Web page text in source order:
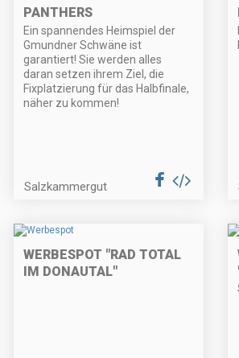
PANTHERS
Ein spannendes Heimspiel der
Gmundner Schwäne ist
garantiert! Sie werden alles
daran setzen ihrem Ziel, die
Fixplatzierung für das Halbfinale,
näher zu kommen!
Salzkammergut
WERBESPOT "RAD TOTAL
IM DONAUTAL"